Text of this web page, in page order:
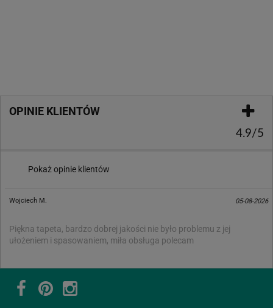
OPINIE KLIENTÓW
4.9/5
Pokaż opinie klientów
Wojciech M. 05-08-2026
Piękna tapeta, bardzo dobrej jakości nie było problemu z jej
ułożeniem i spasowaniem, miła obsługa polecam